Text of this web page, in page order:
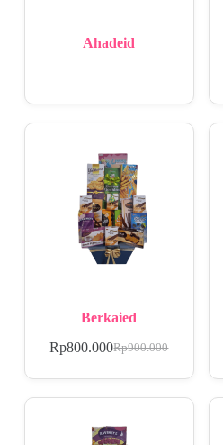
Ahadeid
Berkaied
Rp900.000
Rp800.000